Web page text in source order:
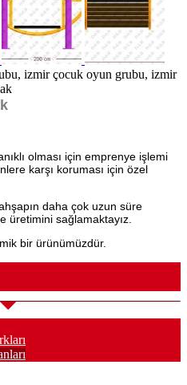
izmir çocuk oyun grubu, izmir
olması için emprenye işlemi
karşı koruması için özel
daha çok uzun süre
üretimini sağlamaktayız.
bir ürünümüzdür.